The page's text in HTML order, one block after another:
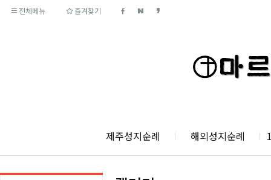
전체메뉴 즐겨찾기
제주성지순례 해외성지순례